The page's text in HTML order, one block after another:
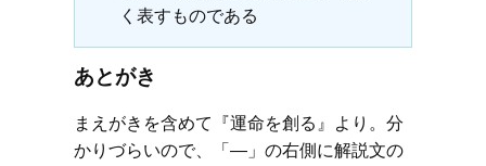
く表すものである
あとがき
まえがきを含めて『運命を創る』より。分
かりづらいので、「―」の右側に解説文の